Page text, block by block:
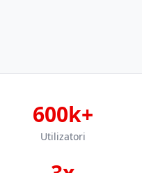
600k+
Utilizatori